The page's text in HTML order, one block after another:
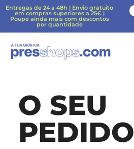
Entregas de 24 a 48h | Envio gratuito
em compras superiores a 25€ |
Poupe ainda mais com descontos
por quantidade
O SEU
PEDIDO